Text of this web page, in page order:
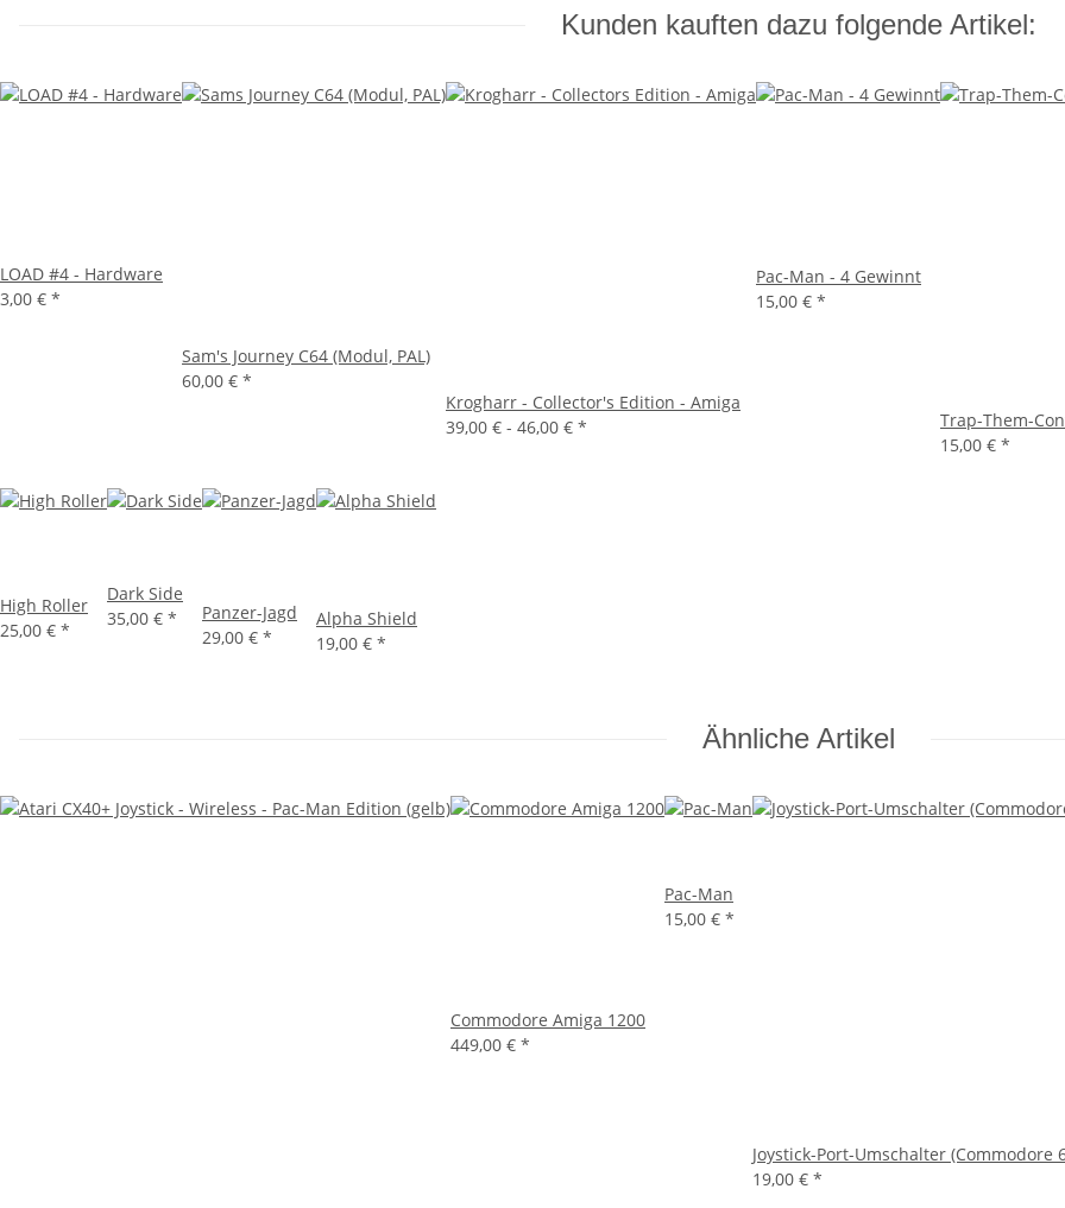
Kunden kauften dazu folgende Artikel:
LOAD #4 - Hardware
3,00 € *
Sam's Journey C64 (Modul, PAL)
60,00 € *
Krogharr - Collector's Edition - Amiga
39,00 € - 46,00 € *
Pac-Man - 4 Gewinnt
15,00 € *
Trap-Them-
15,00 € *
High Roller
25,00 € *
Dark Side
35,00 € *
Panzer-Jagd
29,00 € *
Alpha Shield
19,00 € *
Ähnliche Artikel
Commodore Amiga 1200
449,00 € *
Pac-Man
15,00 € *
Joystick-Port-Umschalter (Commodore
19,00 € *